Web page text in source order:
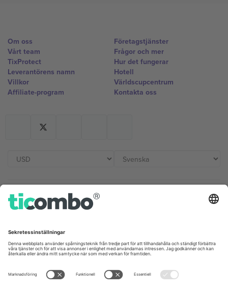
Om oss
Vårt team
TixProtect
Leverantörens namn
Villkor
Affiliate-program
Företagstjänster
Frågor och mer
Hur det fungerar
Hotell
Världscupcentrum
Kontakta oss
Kontor och support
Unter den Linden 24, 10117
Berlin, Germany
London, EC1V 1AW, United
Kingdom
United States
Switzerland